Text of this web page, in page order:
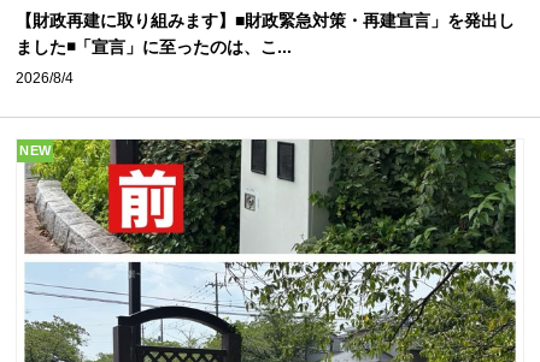
【財政再建に取り組みます】■財政緊急対策・再建宣言」を発出し
ました◾️「宣言」に至ったのは、こ...
2026/8/4
NEW